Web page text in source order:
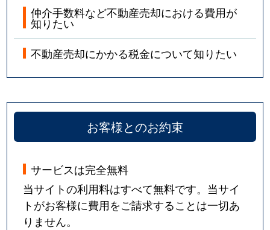
仲介手数料など不動産売却における費用が
知りたい
不動産売却にかかる税金について知りたい
お客様とのお約束
サービスは完全無料
当サイトの利用料はすべて無料です。当サイ
トがお客様に費用をご請求することは一切あ
りません。